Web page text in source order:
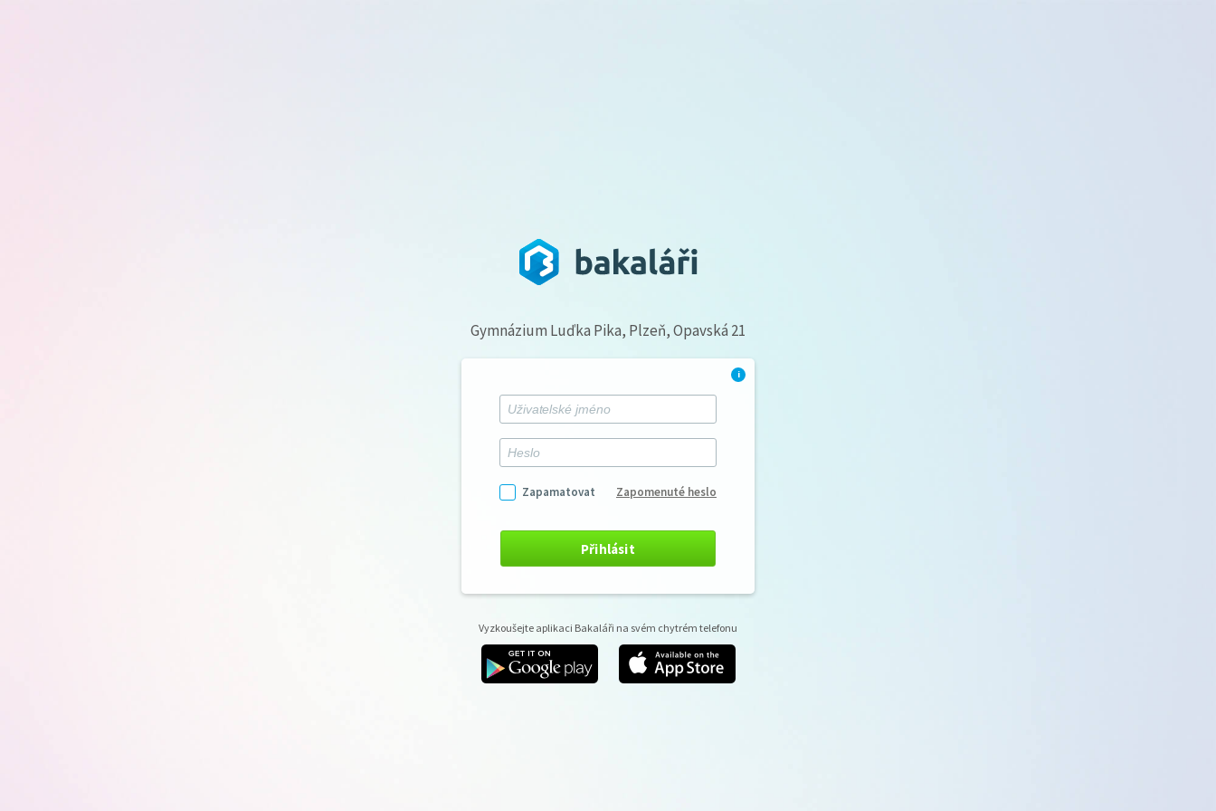
Gymnázium Luďka Pika, Plzeň, Opavská 21
i
Zapamatovat Zapomenuté heslo
Přihlásit
Vyzkoušejte aplikaci Bakaláři na svém chytrém telefonu